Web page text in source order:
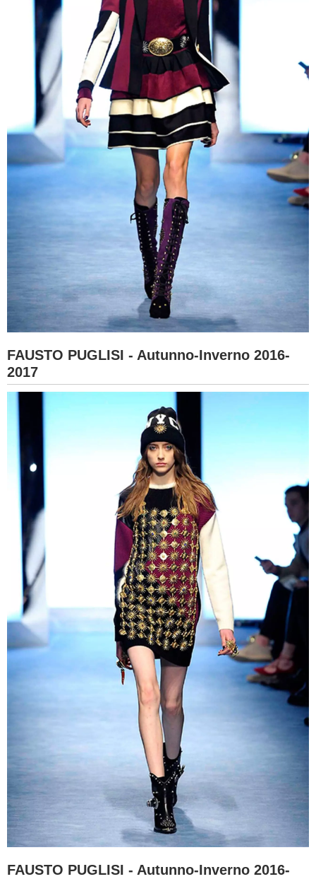
FAUSTO PUGLISI - Autunno-Inverno 2016-
2017
FAUSTO PUGLISI - Autunno-Inverno 2016-